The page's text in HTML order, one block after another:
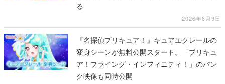
る
2026年8月9日
『名探偵プリキュア！』キュアエクレールの
変身シーンが無料公開スタート。「プリキュ
ア！フライング・インフィニティ！」のバン
ク映像も同時公開